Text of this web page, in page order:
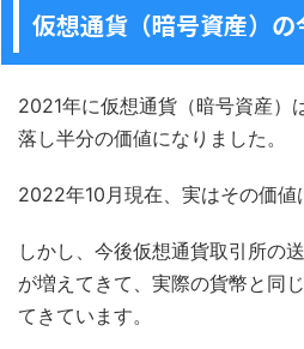
仮想通貨（暗号資産）
2021年に仮想通貨（暗号資産）
落し半分の価値になりました。
2022年10月現在、実はその価値
しかし、今後仮想通貨取引所の
が増えてきて、実際の貨幣と同
てきています。